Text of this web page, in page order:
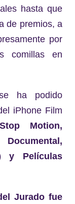
hasta que
de premios, a
por
comillas en
ha podido
iPhone Film
Motion,
y Películas
Jurado fue